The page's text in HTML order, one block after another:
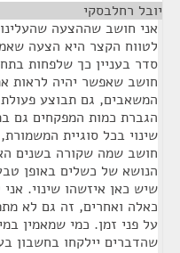
יובל רחלבסקי
אני חושב שההצעה
לטווח הקצר היא הצעה
סדר בעניין כך שלפחות
חושב שאפשר יהיה לראות
המשאבים, גם תבוצע
הגברת כמות המפקחים גם
שינוי בכל סוגיית
חושב שמה שקורה בשנים
הנושא של כשלים באופן
שיש כאן איזשהו שינוי.
כאלה ואחרים, זה גם לא
על פני זמן. כמי שמאמין
שהדברים יילקחו בחשבון